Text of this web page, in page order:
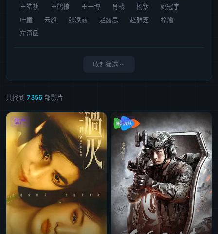
王皓祯
王鹤棣 王一博 肖战 杨紫
姚冠宇
叶童
云旗 张凌赫 赵露思 赵雅芝
梓渝
左奇函
收起筛选
共找到 7356 部影片
国产 国产